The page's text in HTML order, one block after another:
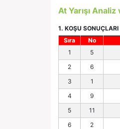
At Yarışı
1. KOŞU SONUÇLARI
Sıra
No
1
5
2
6
3
1
4
9
5
11
6
2